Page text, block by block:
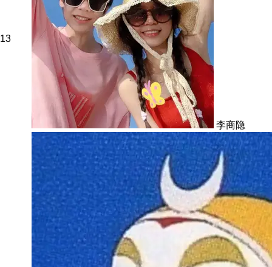
13
李商隐